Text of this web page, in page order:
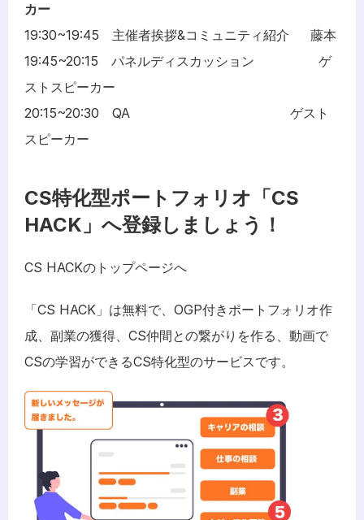
カー
19:30~19:45　主催者挨拶&コミュニティ紹介　  藤本
19:45~20:15　パネルディスカッション　　　　   ゲ
ストスピーカー
20:15~20:30　QA　　　　　　　　　　　 　ゲスト
スピーカー
CS特化型ポートフォリオ「CS
HACK」へ登録しましょう！
CS HACKのトップページへ
「CS HACK」は無料で、OGP付きポートフォリオ作
成、副業の獲得、CS仲間との繋がりを作る、動画で
CSの学習ができるCS特化型のサービスです。